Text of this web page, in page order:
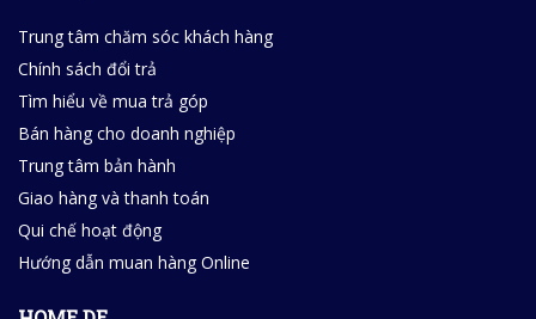
Trung tâm chăm sóc khách hàng
Chính sách đổi trả
Tìm hiểu về mua trả góp
Bán hàng cho doanh nghiệp
Trung tâm bản hành
Giao hàng và thanh toán
Qui chế hoạt động
Hướng dẫn muan hàng Online